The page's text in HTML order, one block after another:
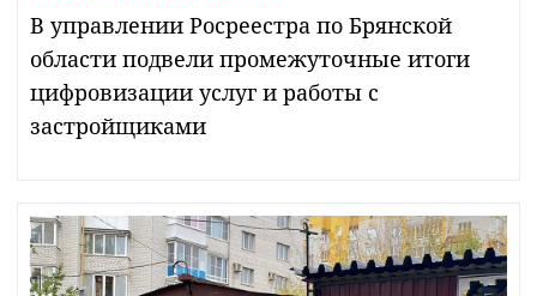
В управлении Росреестра по Брянской
области подвели промежуточные итоги
цифровизации услуг и работы с
застройщиками